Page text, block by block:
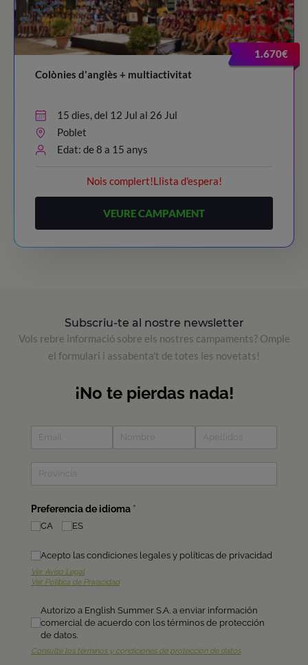
20:30 – 21:30 / Dinner time!
21:45 - 22:45 / Night Party!
23:00 / Lights out
1.670€
Colònies d'anglès + multiactivitat
15 dies, del 12 Jul al 26 Jul
Poblet
Edat: de 8 a 15 anys
Nois complert!Llista d'espera!
VEURE CAMPAMENT
Subscriu-te al nostre newsletter
Vols rebre informació sobre els nostres campaments? Omple
el formulari i assabenta't de totes les novetats!